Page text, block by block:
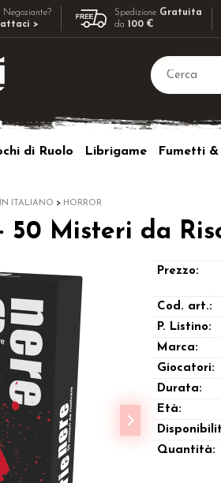
Negoziante?
>
Spedizione Gratuita
da100 €
di Ruolo Librigame Fumetti
IN ITALIANO HORROR
50 Misteri da
Prezzo:
Cod. art.:
P. Listino:
Marca:
Giocatori:
Durata:
Età:
Quantità: